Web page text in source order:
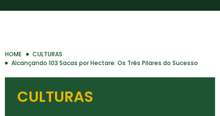
HOME
CULTURAS
Alcançando 103 Sacas por Hectare: Os Três Pilares do Sucesso
CULTURAS